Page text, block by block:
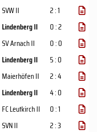
SVW II
2 : 1
Lindenberg II
0 : 2
SV Arnach II
0 : 0
Lindenberg II
5 : 0
Maierhöfen II
2 : 4
Lindenberg II
4 : 0
FC Leutkirch II
0 : 1
SVN II
2 : 3